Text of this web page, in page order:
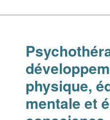
physique,
mentale et